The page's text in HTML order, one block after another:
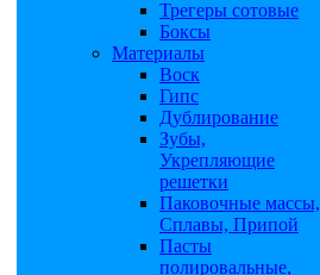
Трегеры сотовые
Боксы
Материалы
Воск
Гипс
Дублирование
Зубы,
Укрепляющие
решетки
Паковочные массы,
Сплавы, Припой
Пасты
полировальные,